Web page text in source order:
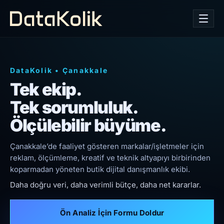
DataKolik • Çanakkale
Tek ekip.
Tek sorumluluk.
Ölçülebilir büyüme.
Çanakkale’de faaliyet gösteren markalar/işletmeler için
reklam, ölçümleme, kreatif ve teknik altyapıyı birbirinden
koparmadan yöneten butik dijital danışmanlık ekibi.
Daha doğru veri, daha verimli bütçe, daha net kararlar.
Ön Analiz İçin Formu Doldur